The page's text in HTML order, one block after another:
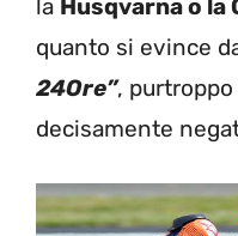
la Husqvarna o la
quanto si evince
24Ore”,
decisamente